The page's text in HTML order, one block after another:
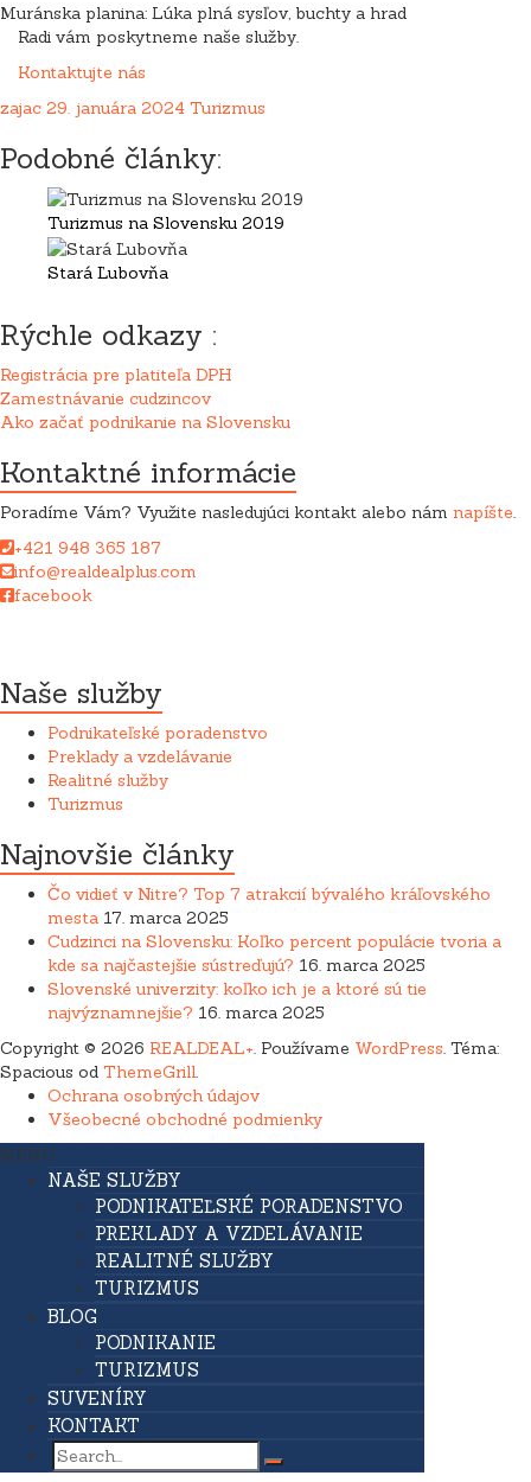
Muránska planina: Lúka plná sysľov, buchty a hrad
Radi vám poskytneme naše služby.
Kontaktujte nás
zajac 29. januára 2024 Turizmus
Podobné články:
Turizmus na Slovensku 2019
Stará Ľubovňa
Rýchle odkazy :
Registrácia pre platiteľa DPH
Zamestnávanie cudzincov
Ako začať podnikanie na Slovensku
Kontaktné informácie
Poradíme Vám? Využite nasledujúci kontakt alebo nám napíšte.
+421 948 365 187
info@realdealplus.com
facebook
Naše služby
Podnikateľské poradenstvo
Preklady a vzdelávanie
Realitné služby
Turizmus
Najnovšie články
Čo vidieť v Nitre? Top 7 atrakcií bývalého kráľovského
mesta 17. marca 2025
Cudzinci na Slovensku: Koľko percent populácie tvoria a
kde sa najčastejšie sústreďujú? 16. marca 2025
Slovenské univerzity: koľko ich je a ktoré sú tie
najvýznamnejšie? 16. marca 2025
Copyright © 2026 REALDEAL+. Používame WordPress. Téma:
Spacious od ThemeGrill.
Ochrana osobných údajov
Všeobecné obchodné podmienky
MENU
NAŠE SLUŽBY
PODNIKATEĽSKÉ PORADENSTVO
PREKLADY A VZDELÁVANIE
REALITNÉ SLUŽBY
TURIZMUS
BLOG
PODNIKANIE
TURIZMUS
SUVENÍRY
KONTAKT